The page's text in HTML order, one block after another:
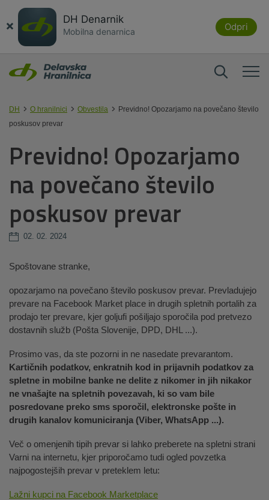
× DH Denarnik
Mobilna denarnica Odpri
DH O hranilnici Obvestila
Previdno! Opozarjamo na povečano število
poskusov prevar
Previdno! Opozarjamo
na povečano število
poskusov prevar
02. 02. 2024
Spoštovane stranke,
opozarjamo na povečano število poskusov prevar. Prevladujejo
prevare na Facebook Market place in drugih spletnih portalih za
prodajo ter prevare, kjer goljufi pošiljajo sporočila pod pretvezo
dostavnih služb (Pošta Slovenije, DPD, DHL ...).
Prosimo vas, da ste pozorni in ne nasedate prevarantom.
Kartičnih podatkov, enkratnih kod in prijavnih podatkov za
spletne in mobilne banke ne delite z nikomer in jih nikakor
ne vnašajte na spletnih povezavah, ki so vam bile
posredovane preko sms sporočil, elektronske pošte in
drugih kanalov komuniciranja (Viber, WhatsApp ...).
Več o omenjenih tipih prevar si lahko preberete na spletni strani
Varni na internetu, kjer priporočamo tudi ogled povzetka
najpogostejših prevar v preteklem letu:
Lažni kupci na Facebook Marketplace